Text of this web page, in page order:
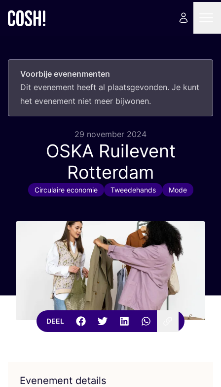
Voorbije evenenmenten
Dit eve­ne­ment heeft al plaats­ge­von­den. Je kunt
het eve­ne­ment niet meer bijwonen.
29 november 2024
OSKARuilevent
Rotterdam
Circulaire economie Tweedehands Mode
DEEL
Evenement details